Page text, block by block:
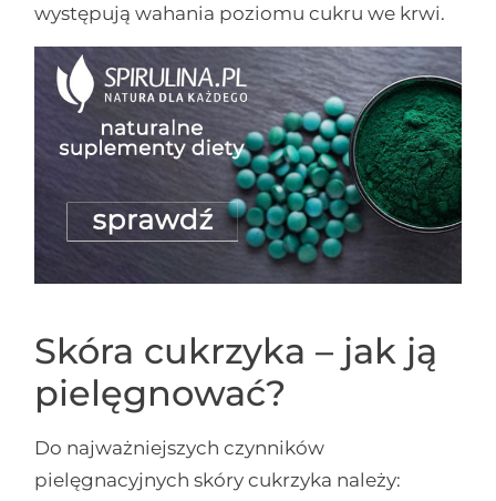
występują wahania poziomu cukru we krwi.
Skóra cukrzyka – jak ją
pielęgnować?
Do najważniejszych czynników
pielęgnacyjnych skóry cukrzyka należy: